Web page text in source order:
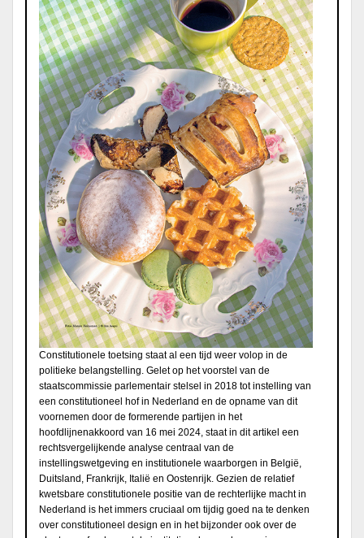
Constitutionele toetsing staat al een tijd weer volop in de
politieke belangstelling. Gelet op het voorstel van de
staatscommissie parlementair stelsel in 2018 tot instelling van
een constitutioneel hof in Nederland en de opname van dit
voornemen door de formerende partijen in het
hoofdlijnenakkoord van 16 mei 2024, staat in dit artikel een
rechtsvergelijkende analyse centraal van de
instellingswetgeving en institutionele waarborgen in België,
Duitsland, Frankrijk, Italië en Oostenrijk. Gezien de relatief
kwetsbare constitutionele positie van de rechterlijke macht in
Nederland is het immers cruciaal om tijdig goed na te denken
over constitutioneel design en in het bijzonder ook over de